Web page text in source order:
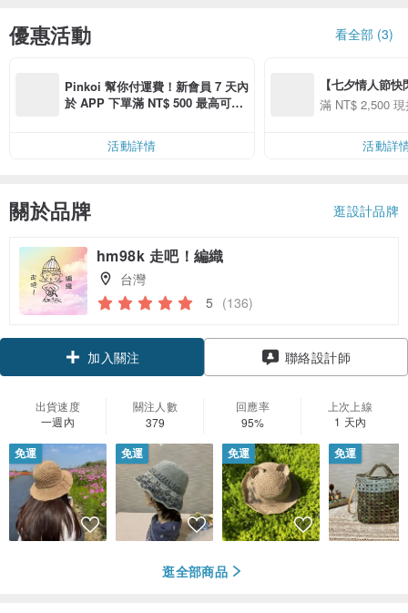
優惠活動 看全部 (3)
Pinkoi 幫你付運費！新會員 7 天內
於 APP 下單滿 NT$ 500 最高可折
活動詳情
【七夕情人節
用 APP 購買任
滿 NT$ 2,500
活動詳
關於品牌 逛設計品牌
hm98k 走吧！編織
台灣
5 (136)
加入關注
聯絡設計師
出貨速度
一週內
關注人數
379
回應率
95%
上次上線
1 天內
免運 免運 免運 免運
逛全部商品